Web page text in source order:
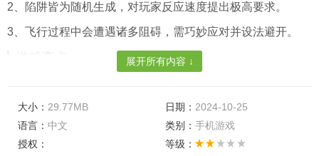
2、陷阱皆为随机生成，对玩家反应速度提出极高要求。
3、飞行过程中会遭遇诸多阻碍，需巧妙应对并设法避开。
与，合理运用口香糖，方能赢得更多奖品。
2、该游戏设计理念新颖独特，玩家需通过收集各类口香糖，
借助吹泡泡使自身得以飞翔至高空。
展开所有内容 ↓
大小： 29.77MB 日期： 2024-10-25
语言： 中文 类别： 手机游戏
授权：
等级：